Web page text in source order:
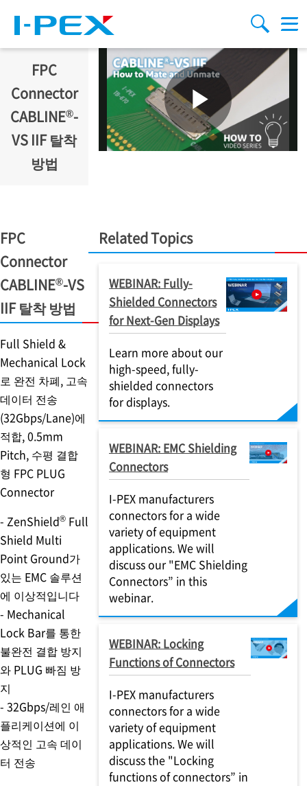
검색
Menu
FPC
Connector
CABLINE®-
VS IIF 탈착
방법
FPC
Connector
CABLINE®-VS
IIF 탈착 방법
Full Shield &
Mechanical Lock
로 완전 차폐, 고속
데이터 전송
(32Gbps/Lane)에
적합, 0.5mm
Pitch, 수평 결합
형 FPC PLUG
Connector
- ZenShield® Full
Shield Multi
Point Ground가
있는 EMC 솔루션
에 이상적입니다
- Mechanical
Lock Bar를 통한
불완전 결합 방지
와 PLUG 빠짐 방
지
- 32Gbps/레인 애
플리케이션에 이
상적인 고속 데이
터 전송
Related Topics
WEBINAR: Fully-
Shielded Connectors
for Next-Gen Displays
Learn more about our
high-speed, fully-
shielded connectors
for displays.
WEBINAR: EMC Shielding
Connectors
I-PEX manufacturers
connectors for a wide
variety of equipment
applications. We will
discuss our "EMC Shielding
Connectors” in this
webinar.
WEBINAR: Locking
Functions of Connectors
I-PEX manufacturers
connectors for a wide
variety of equipment
applications. We will
discuss the "Locking
functions of connectors” in